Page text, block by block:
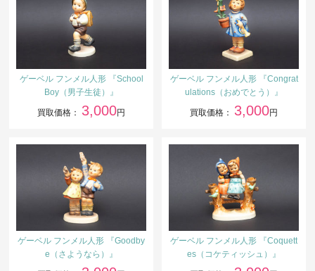
ゲーベル フンメル人形 『School
Boy（男子生徒）』
買取価格： 3,000円
ゲーベル フンメル人形 『Congrat
ulations（おめでとう）』
買取価格： 3,000円
ゲーベル フンメル人形 『Goodby
e（さようなら）』
ゲーベル フンメル人形 『Coquett
es（コケティッシュ）』